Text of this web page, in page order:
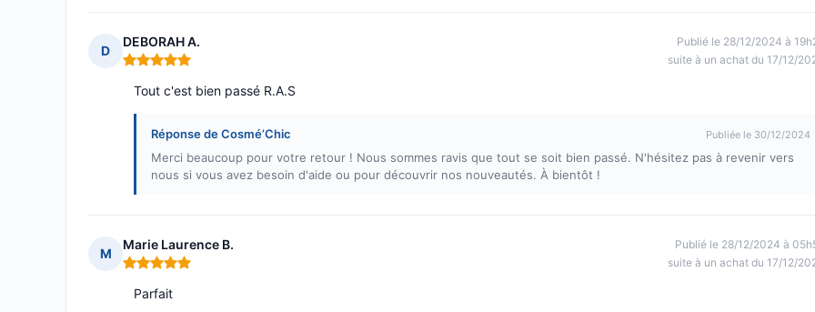
D
DEBORAH A.
Note : 5 sur 5
Publié le 28/12/2024 à
suite à un achat du 17/12/
Tout c'est bien passé R.A.S
Réponse de Cosmé’Chic Publiée le 30/12/2024
Merci beaucoup pour votre retour ! Nous sommes ravis que tout se soit bien passé. N'hésitez pas à revenir vers
nous si vous avez besoin d'aide ou pour découvrir nos nouveautés. À bientôt !
M
Marie Laurence B.
Note : 5 sur 5
Publié le 28/12/2024 à
suite à un achat du 17/12/
Parfait